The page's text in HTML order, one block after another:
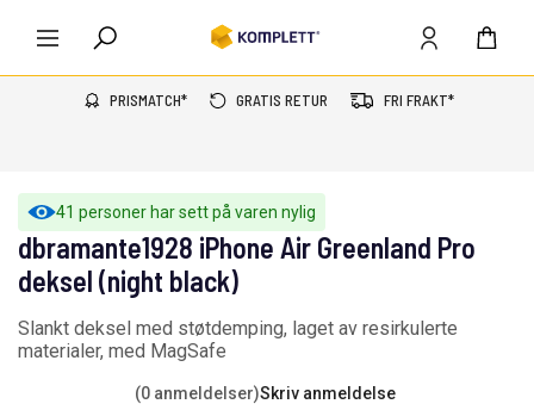
PRISMATCH* GRATIS RETUR FRI FRAKT*
41 personer har sett på varen nylig
dbramante1928 iPhone Air Greenland Pro
deksel (night black)
Slankt deksel med støtdemping, laget av resirkulerte
materialer, med MagSafe
(0 anmeldelser)Skriv anmeldelse